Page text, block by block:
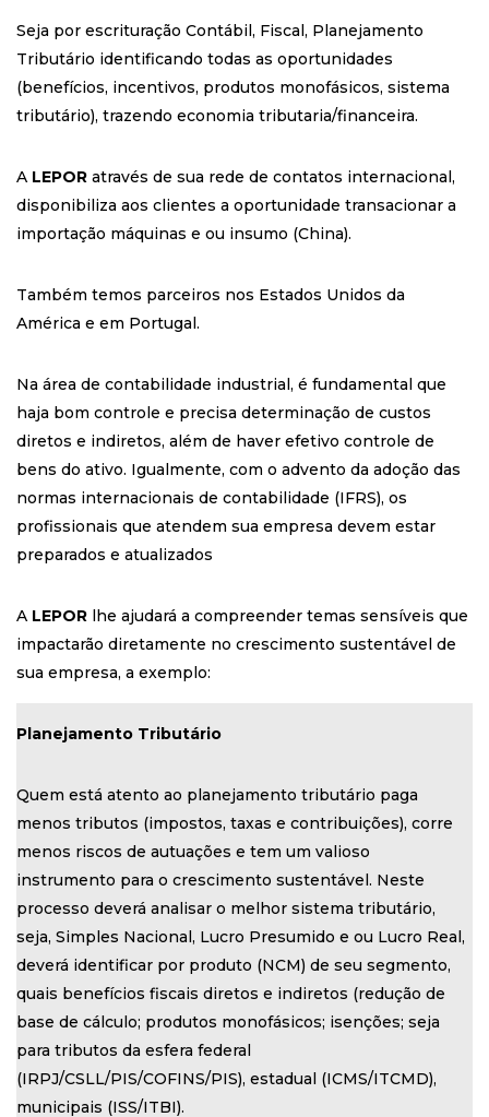
Seja por escrituração Contábil, Fiscal, Planejamento
Tributário identificando todas as oportunidades
(benefícios, incentivos, produtos monofásicos, sistema
tributário), trazendo economia tributaria/financeira.
A LEPOR através de sua rede de contatos internacional,
disponibiliza aos clientes a oportunidade transacionar a
importação máquinas e ou insumo (China).
Também temos parceiros nos Estados Unidos da
América e em Portugal.
Na área de contabilidade industrial, é fundamental que
haja bom controle e precisa determinação de custos
diretos e indiretos, além de haver efetivo controle de
bens do ativo. Igualmente, com o advento da adoção das
normas internacionais de contabilidade (IFRS), os
profissionais que atendem sua empresa devem estar
preparados e atualizados
A LEPOR lhe ajudará a compreender temas sensíveis que
impactarão diretamente no crescimento sustentável de
sua empresa, a exemplo:
Planejamento Tributário
Quem está atento ao planejamento tributário paga
menos tributos (impostos, taxas e contribuições), corre
menos riscos de autuações e tem um valioso
instrumento para o crescimento sustentável. Neste
processo deverá analisar o melhor sistema tributário,
seja, Simples Nacional, Lucro Presumido e ou Lucro Real,
deverá identificar por produto (NCM) de seu segmento,
quais benefícios fiscais diretos e indiretos (redução de
base de cálculo; produtos monofásicos; isenções; seja
para tributos da esfera federal
(IRPJ/CSLL/PIS/COFINS/PIS), estadual (ICMS/ITCMD),
municipais (ISS/ITBI).